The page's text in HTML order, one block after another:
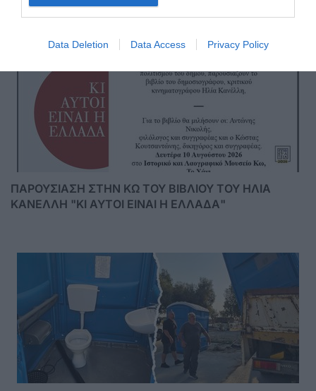
Data Deletion Data Access Privacy Policy
ΠΑΡΟΥΣΙΑΣΗ ΣΤΗΝ ΚΩ ΤΟΥ ΒΙΒΛΙΟΥ ΤΟΥ ΗΛΙΑ
ΚΑΝΕΛΛΗ "ΚΙ ΑΥΤΟΙ ΕΙΝΑΙ Η ΕΛΛΑΔΑ"